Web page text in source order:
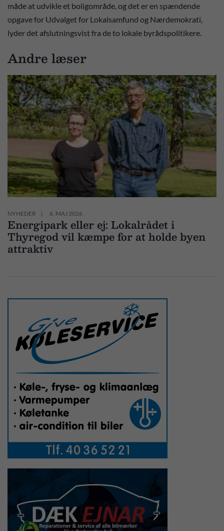
måde at udvikle et boligområde, og det er en spændende
opgave for Udvalget for Lokalsamfund og Nærdemokrati,
lyder det afslutningsvist fra de to lokale byrådspolitikere.
Andre læser
NYHEDER 6. MAJ 2026
Energipark eller ej: Lokalrådet i
Thyregod vil kæmpe for at holde byen
attraktiv